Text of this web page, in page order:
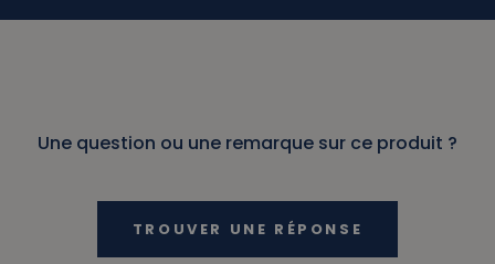
Une question ou une remarque sur ce produit ?
TROUVER UNE RÉPONSE